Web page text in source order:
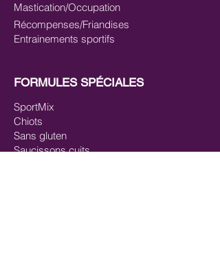
Mastication/Occupation
Récompenses/Friandises
Entrainements sportifs
FORMULES SPÉCIALES
SportMix
Chiots
Sans gluten
Saucissons cuits